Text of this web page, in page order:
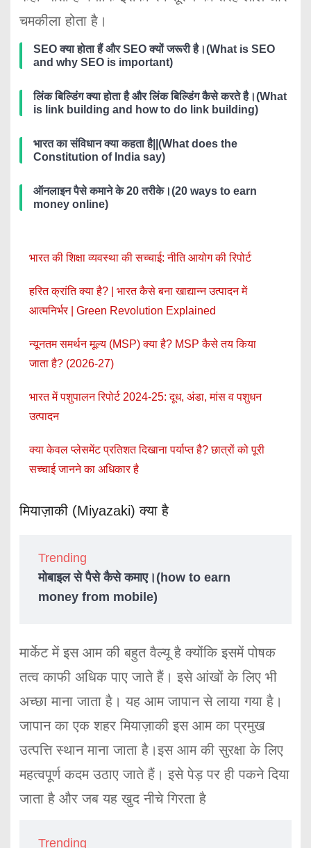
चमकीला होता है।
SEO क्या होता हैं और SEO क्यों जरूरी है।(What is SEO
and why SEO is important)
लिंक बिल्डिंग क्या होता है और लिंक बिल्डिंग कैसे करते है।(What
is link building and how to do link building)
भारत का संविधान क्या कहता है||(What does the
Constitution of India say)
ऑनलाइन पैसे कमाने के 20 तरीके।(20 ways to earn
money online)
भारत की शिक्षा व्यवस्था की सच्चाई: नीति आयोग की रिपोर्ट
हरित क्रांति क्या है? | भारत कैसे बना खाद्यान्न उत्पादन में
आत्मनिर्भर | Green Revolution Explained
न्यूनतम समर्थन मूल्य (MSP) क्या है? MSP कैसे तय किया
जाता है? (2026-27)
भारत में पशुपालन रिपोर्ट 2024-25: दूध, अंडा, मांस व पशुधन
उत्पादन
क्या केवल प्लेसमेंट प्रतिशत दिखाना पर्याप्त है? छात्रों को पूरी
सच्चाई जानने का अधिकार है
मियाज़ाकी (Miyazaki) क्या है
Trending
मोबाइल से पैसे कैसे कमाए।(how to earn
money from mobile)
मार्केट में इस आम की बहुत वैल्यू है क्योंकि इसमें पोषक
तत्व काफी अधिक पाए जाते हैं। इसे आंखों के लिए भी
अच्छा माना जाता है। यह आम जापान से लाया गया है।
जापान का एक शहर मियाज़ाकी इस आम का प्रमुख
उत्पत्ति स्थान माना जाता है।इस आम की सुरक्षा के लिए
महत्वपूर्ण कदम उठाए जाते हैं। इसे पेड़ पर ही पकने दिया
जाता है और जब यह खुद नीचे गिरता है
Trending